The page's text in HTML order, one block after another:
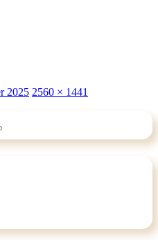
2025 Originalgröße
2560 × 1441